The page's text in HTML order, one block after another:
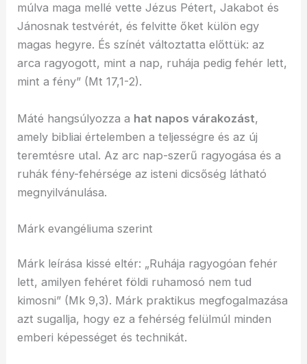
múlva maga mellé vette Jézus Pétert, Jakabot és
Jánosnak testvérét, és felvitte őket külön egy
magas hegyre. És színét változtatta előttük: az
arca ragyogott, mint a nap, ruhája pedig fehér lett,
mint a fény” (Mt 17,1-2).
Máté hangsúlyozza a hat napos várakozást,
amely bibliai értelemben a teljességre és az új
teremtésre utal. Az arc nap-szerű ragyogása és a
ruhák fény-fehérsége az isteni dicsőség látható
megnyilvánulása.
Márk evangéliuma szerint
Márk leírása kissé eltér: „Ruhája ragyogóan fehér
lett, amilyen fehéret földi ruhamosó nem tud
kimosni” (Mk 9,3). Márk praktikus megfogalmazása
azt sugallja, hogy ez a fehérség felülmúl minden
emberi képességet és technikát.